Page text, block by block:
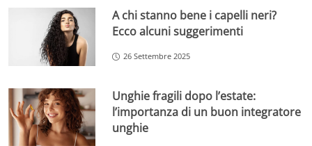
A chi stanno bene i capelli neri?
Ecco alcuni suggerimenti
26 Settembre 2025
Unghie fragili dopo l’estate:
l’importanza di un buon integratore
unghie